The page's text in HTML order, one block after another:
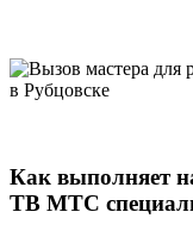
Как выполняет
ТВ МТС